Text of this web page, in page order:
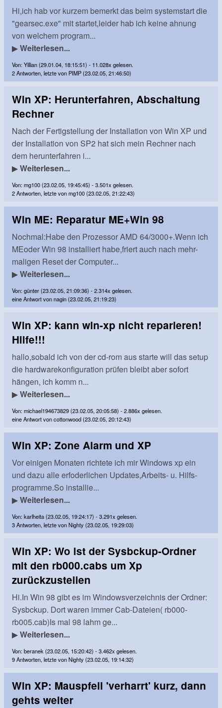
Hi,ich hab vor kurzem bemerkt das beim systemstart die
"gearsec.exe" mit startet,leider hab ich keine ahnung
von welchem program...
▶Weiterlesen...
Von: Yillian (29.01.04, 18:15:51) - 11.028x gelesen.
2 Antworten, letzte von PIMP (23.02.05, 21:46:50)
Win XP: Herunterfahren, Abschaltung
Rechner
Nach der Fertigstellung der Installation von Win XP und
der Installation von SP2 hat sich mein Rechner nach
dem herunterfahren i...
▶Weiterlesen...
Von: mg100 (23.02.05, 19:45:45) - 3.501x gelesen.
2 Antworten, letzte von mg100 (23.02.05, 21:22:43)
Win ME: Reparatur ME+Win 98
Nochmal:Habe den Prozessor AMD 64/3000+.Wenn ich
MEoder Win 98 installiert habe,friert auch nach mehr-
maligen Reset der Computer...
▶Weiterlesen...
Von: günter (23.02.05, 21:09:36) - 2.314x gelesen.
eine Antwort von nagin (23.02.05, 21:19:23)
Win XP: kann win-xp nicht reparieren!
Hilfe!!!
hallo,sobald ich von der cd-rom aus starte will das setup
die hardwarekonfiguration prüfen bleibt aber sofort
hängen, ich komm n...
▶Weiterlesen...
Von: michael194673829 (23.02.05, 20:05:58) - 2.886x gelesen.
eine Antwort von cottonwood (23.02.05, 20:12:43)
Win XP: Zone Alarm und XP
Vor einigen Monaten richtete ich mir Windows xp ein
und dazu alle erfoderlichen Updates,Arbeits- u. Hilfs-
programme.So installie...
▶Weiterlesen...
Von: karlheita (23.02.05, 19:24:17) - 3.291x gelesen.
3 Antworten, letzte von Nighty (23.02.05, 19:29:03)
Win XP: Wo ist der Sysbckup-Ordner
mit den rb000.cabs um Xp
zurückzustellen
Hi.In Win 98 gibt es im Windowsverzeichnis der Ordner:
Sysbckup. Dort waren immer Cab-Dateien( rb000-
rb005.cab)Is mal 98 lahm ge...
▶Weiterlesen...
Von: beranek (23.02.05, 15:20:42) - 3.462x gelesen.
9 Antworten, letzte von Nighty (23.02.05, 19:14:32)
Win XP: Mauspfeil 'verharrt' kurz, dann
gehts weiter